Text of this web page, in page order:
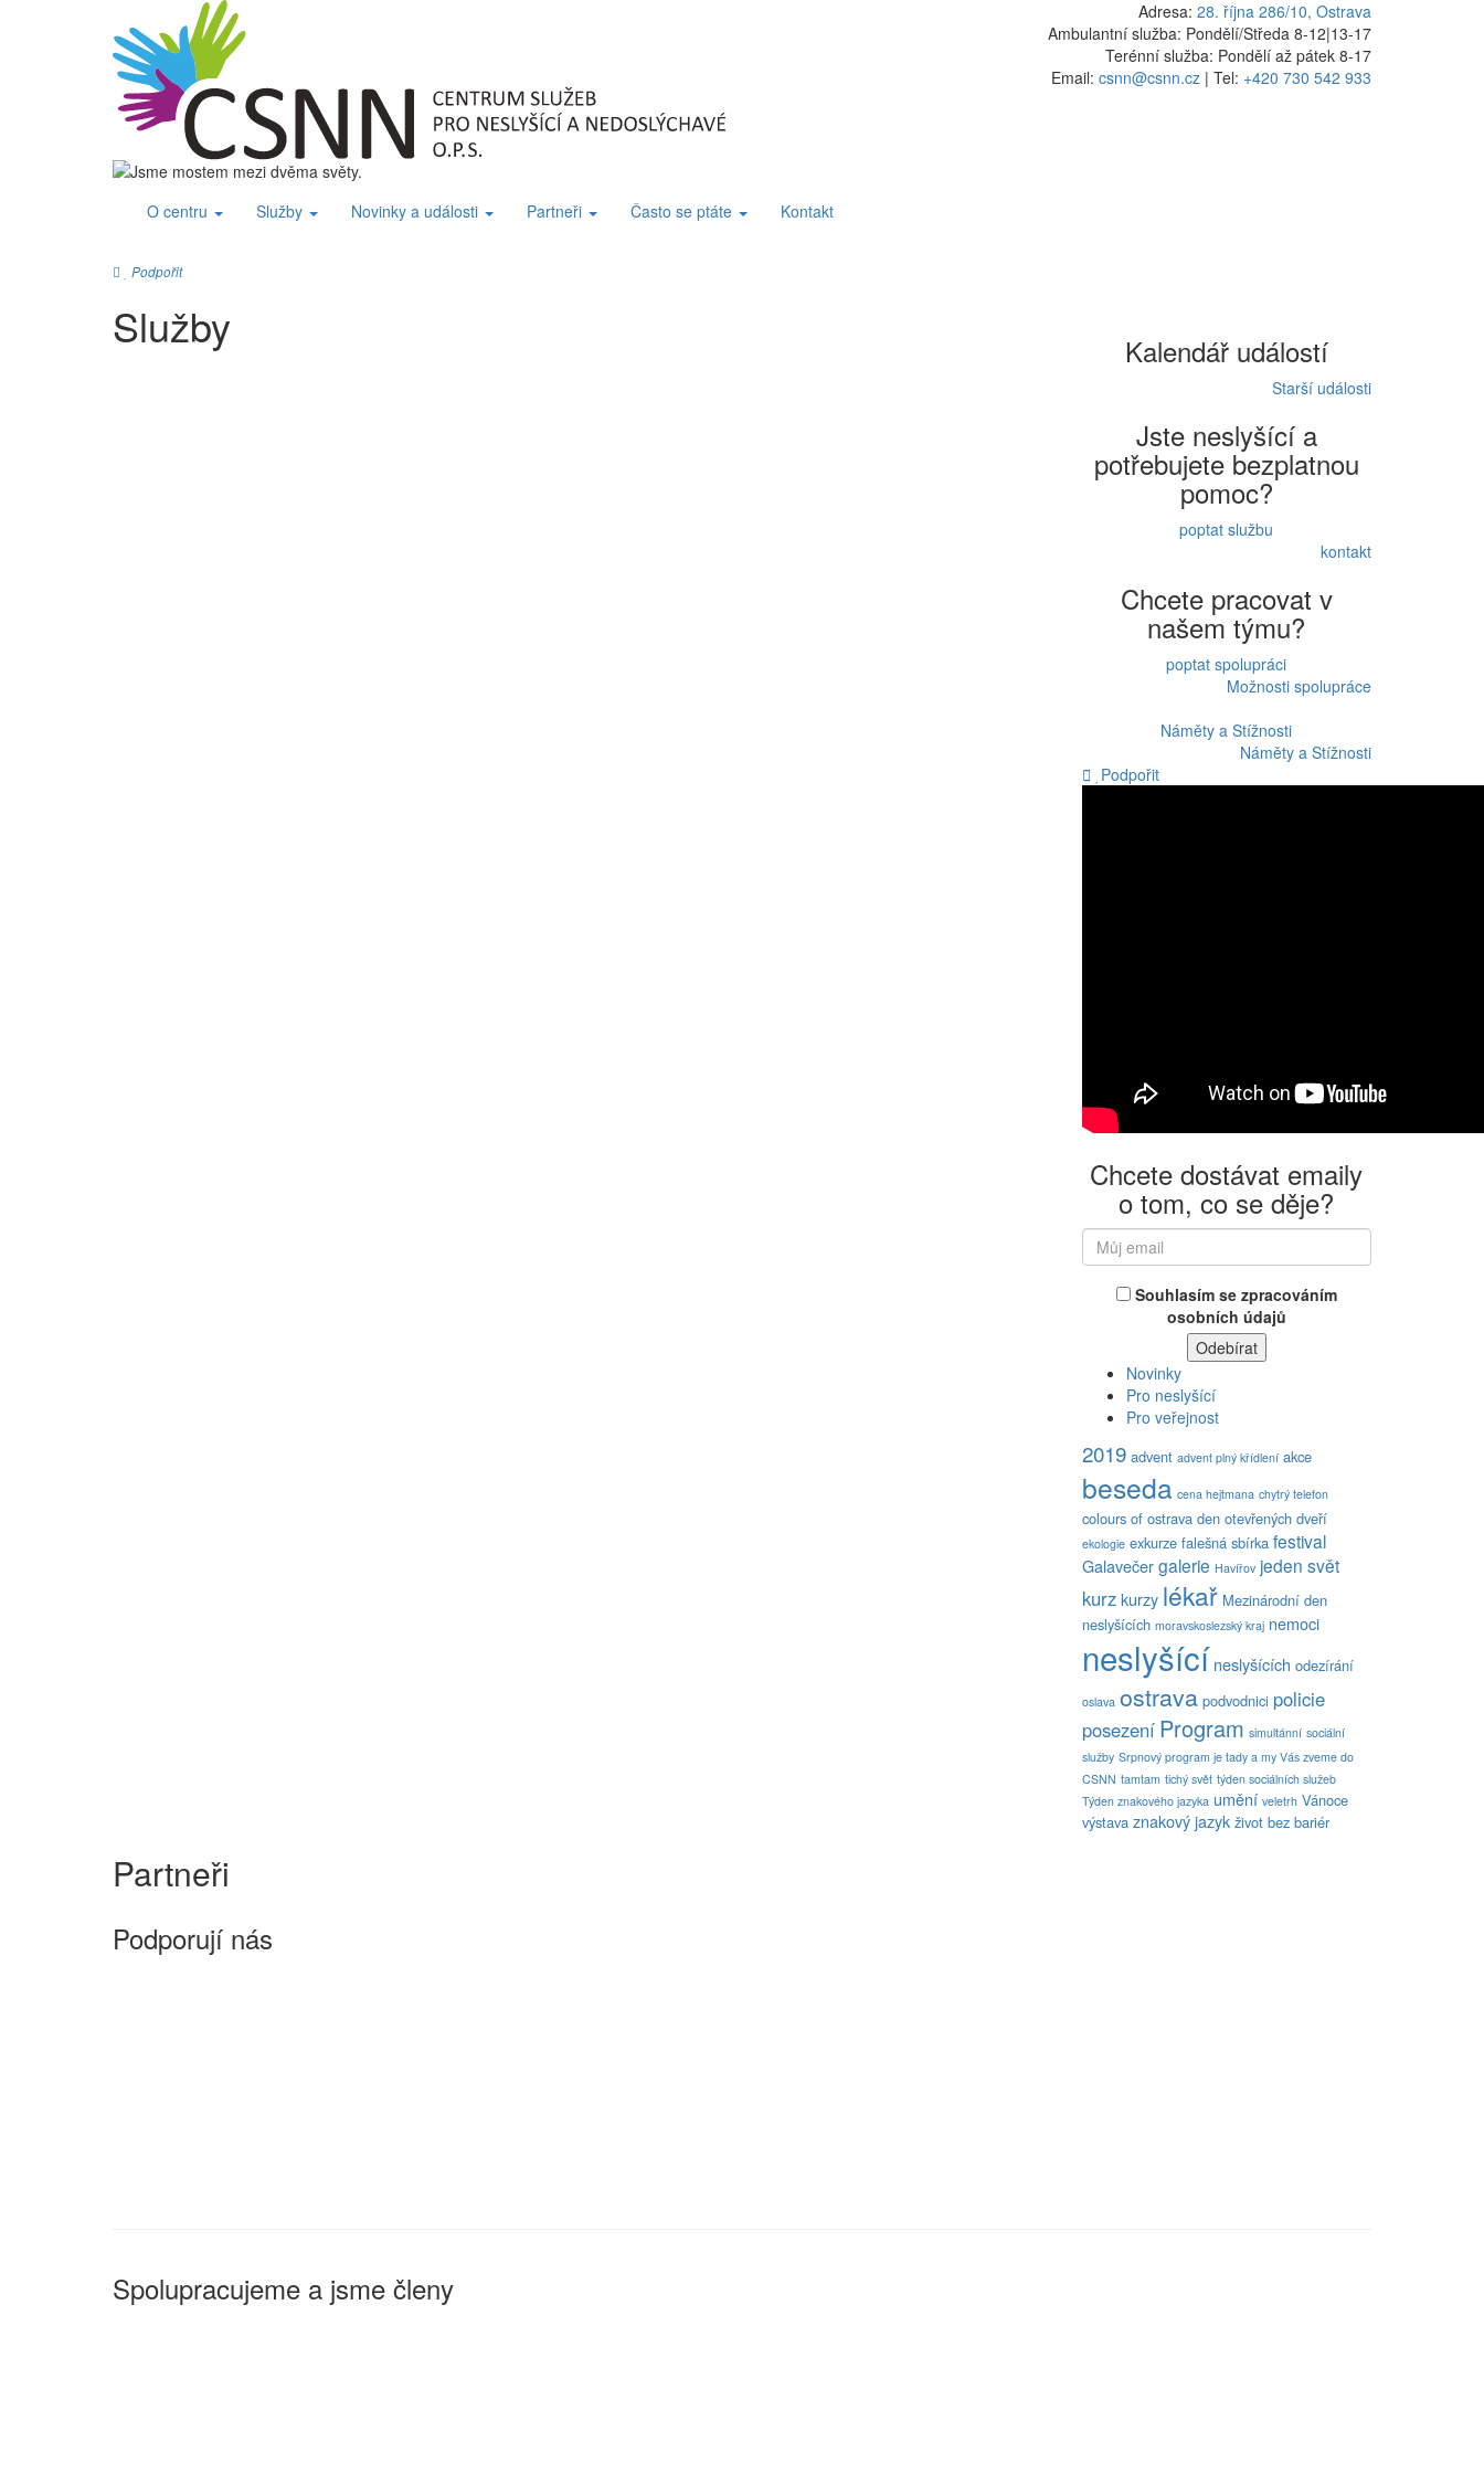
Adresa: 28. října 286/10, Ostrava
Ambulantní služba: Pondělí/Středa 8-12|13-17
Terénní služba: Pondělí až pátek 8-17
Email: csnn@csnn.cz | Tel: +420 730 542 933
O centru Služby Novinky a události Partneři Často se ptáte Kontakt
Podpořit
Služby Kalendář událostí
Starší události
Jste neslyšící a
potřebujete bezplatnou
pomoc?
poptat službu
kontakt
Chcete pracovat v
našem týmu?
poptat spolupráci
Možnosti spolupráce
Náměty a Stížnosti
Náměty a Stížnosti
Podpořit
Chcete dostávat emaily
o tom, co se děje?
Souhlasím se zpracováním
osobních údajů
Novinky
Pro neslyšící
Pro veřejnost
2019 advent advent plný křídlení akce
beseda cena hejtmana chytrý telefon
colours of ostrava den otevřených dveří
ekologie exkurze falešná sbírka festival
Galavečer galerie Havířov jeden svět
kurz kurzy lékař Mezinárodní den
neslyšících moravskoslezský kraj nemoci
neslyšící neslyšících odezírání
oslava ostrava podvodnici policie
posezení Program simultánní sociální
služby Srpnový program je tady a my Vás zveme do
CSNN tamtam tichý svět týden sociálních služeb
Týden znakového jazyka umění veletrh Vánoce
výstava znakový jazyk život bez bariér
Partneři
Podporují nás
Spolupracujeme a jsme členy